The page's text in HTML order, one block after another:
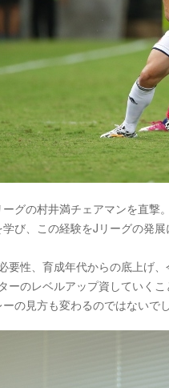
グの村井満チェアマンを直
び、この経験をJリーグの発
要性、育成年代からの底上げ
ーのレベルアップ資していくこ
の見方も変わるのではないで